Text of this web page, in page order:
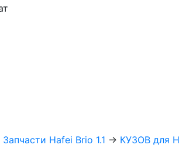
Запчасти Hafei Brio 1.1 → КУЗОВ для